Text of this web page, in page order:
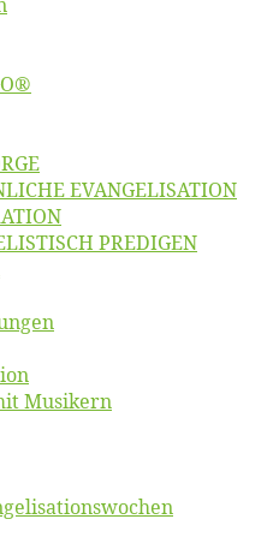
EVANGELISATION
PREDIGEN
Musikern